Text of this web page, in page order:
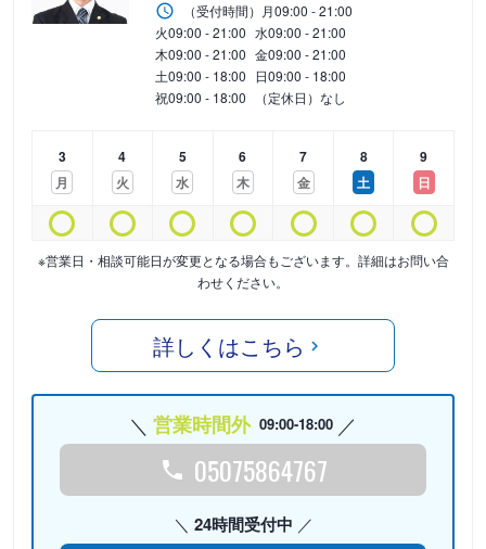
（受付時間） 月09:00 - 21:00
火09:00 - 21:00 水09:00 - 21:00
木09:00 - 21:00 金09:00 - 21:00
土09:00 - 18:00 日09:00 - 18:00
祝09:00 - 18:00 （定休日）なし
3
月
4
火
5
水
6
木
7
金
8
土
9
日
※営業日・相談可能日が変更となる場合もございます。詳細はお問い合
わせください。
詳しくはこちら
営業時間外 09:00-18:00
05075864767
24時間受付中